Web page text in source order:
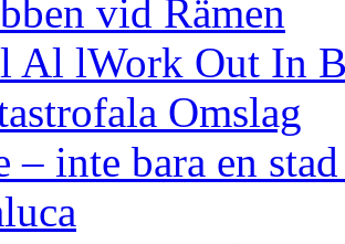
vid Rämen
Al lWork Out In
Omslag
– inte bara en